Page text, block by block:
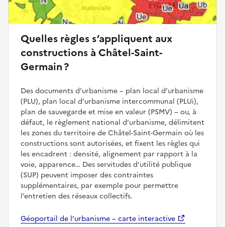
Quelles règles s’appliquent aux
constructions à Châtel-Saint-
Germain ?
Des documents d’urbanisme – plan local d’urbanisme
(PLU), plan local d’urbanisme intercommunal (PLUi),
plan de sauvegarde et mise en valeur (PSMV) – ou, à
défaut, le règlement national d’urbanisme, délimitent
les zones du territoire de Châtel-Saint-Germain où les
constructions sont autorisées, et fixent les règles qui
les encadrent : densité, alignement par rapport à la
voie, apparence… Des servitudes d’utilité publique
(SUP) peuvent imposer des contraintes
supplémentaires, par exemple pour permettre
l’entretien des réseaux collectifs.
Géoportail de l’urbanisme – carte interactive